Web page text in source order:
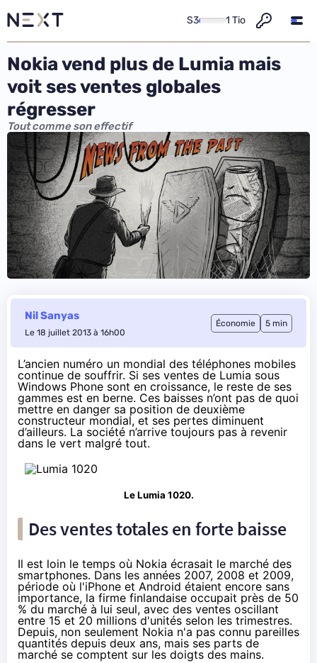
S3 1 Tio
Nokia vend plus de Lumia mais
voit ses ventes globales
régresser
Tout comme son effectif
Nil Sanyas
Le 18 juillet 2013 à 16h00
Économie 5 min
L’ancien numéro un mondial des téléphones mobiles
continue de souffrir. Si ses ventes de Lumia sous
Windows Phone sont en croissance, le reste de ses
gammes est en berne. Ces baisses n’ont pas de quoi
mettre en danger sa position de deuxième
constructeur mondial, et ses pertes diminuent
d’ailleurs. La société n’arrive toujours pas à revenir
dans le vert malgré tout.
Le Lumia 1020.
Des ventes totales en forte baisse
Il est loin le temps où Nokia écrasait le marché des
smartphones. Dans les années 2007, 2008 et 2009,
période où l'iPhone et Android étaient encore sans
importance, la firme finlandaise occupait près de 50
% du marché à lui seul, avec des ventes oscillant
entre 15 et 20 millions d'unités selon les trimestres.
Depuis, non seulement Nokia n'a pas connu pareilles
quantités depuis deux ans, mais ses parts de
marché se comptent sur les doigts des mains.